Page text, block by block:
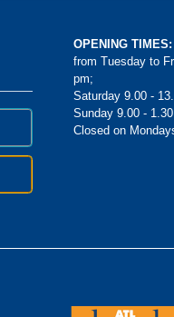
OPENING TIMES:
from Tuesday to
pm;
Saturday 9.00 -
Sunday 9.00 -
Closed on